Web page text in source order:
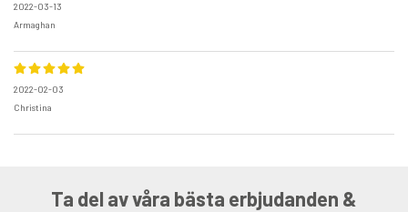
2022-03-13
Armaghan
2022-02-03
Christina
Ta del av våra bästa erbjudanden &